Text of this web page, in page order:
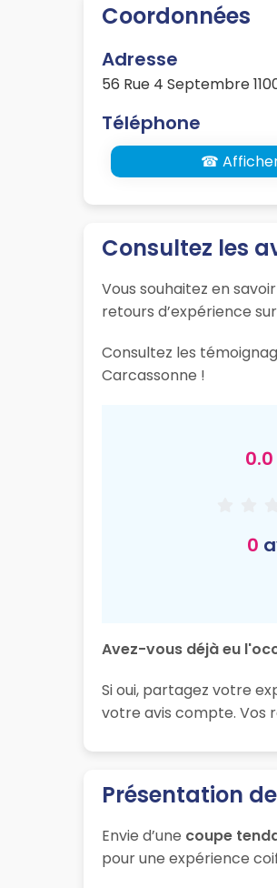
Coordonnées
Adresse
56 Rue 4 Septembre
Téléphone
☎ Afficher
Consultez les
Vous souhaitez en
retours d’expérience
Consultez les
Carcassonne !
0.0
0
Avez-vous déjà eu
Si oui, partagez votre
votre avis compte. Vos
Présentation
Envie d’une coupe
pour une expérience